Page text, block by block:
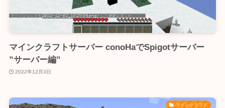
マインクラフトサーバー conoHaでSpigotサーバー
”サーバー編”
2022年12月3日
マインクラフト